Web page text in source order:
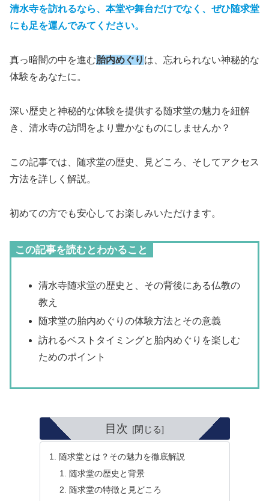
清水寺を訪れるなら、本堂や舞台だけでなく、ぜひ随求堂
にも足を運んでみてください。
真っ暗闇の中を進む胎内めぐり は、忘れられない神秘的な
体験をあなたに。
深い歴史と神秘的な体験を提供する随求堂の魅力を紐解
き、清水寺の訪問をより豊かなものにしませんか？
この記事では、随求堂の歴史、見どころ、そしてアクセス
方法を詳しく解説。
初めての方でも安心してお楽しみいただけます。
この記事を読むとわかること
清水寺随求堂の歴史と、その背後にある仏教の
教え
随求堂の胎内めぐりの体験方法とその意義
訪れるベストタイミングと胎内めぐりを楽しむ
ためのポイント
目次
随求堂とは？その魅力を徹底解説
随求堂の歴史と背景
随求堂の特徴と見どころ